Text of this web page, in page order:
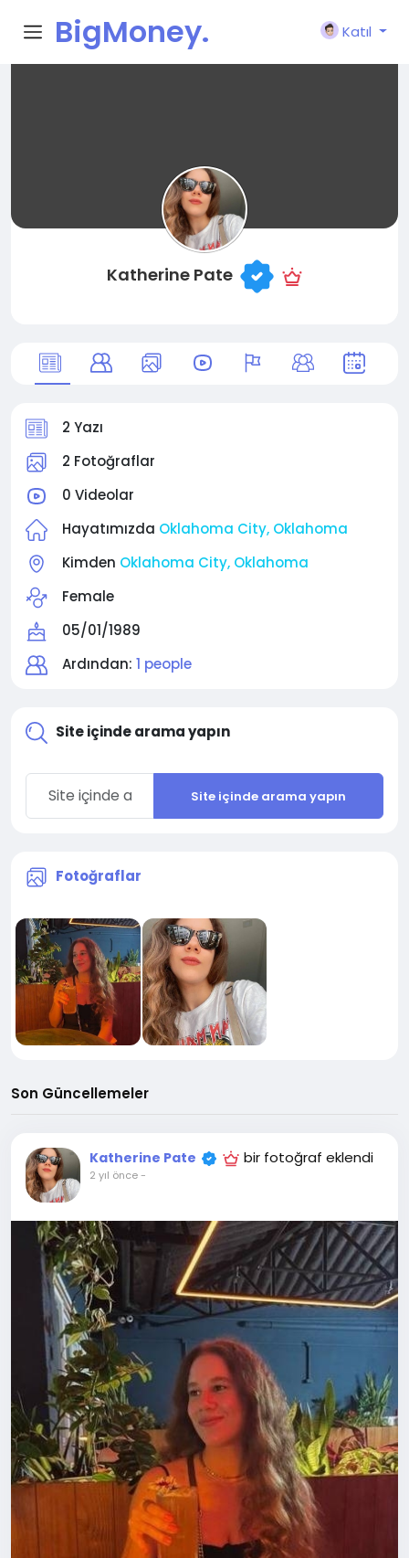
BigMoney.
Katıl
Katherine Pate
2 Yazı
2 Fotoğraflar
0 Videolar
Hayatımızda Oklahoma City, Oklahoma
Kimden Oklahoma City, Oklahoma
Female
05/01/1989
Ardından: 1 people
Site içinde arama yapın
Site içinde arama yapın
Fotoğraflar
Son Güncellemeler
Katherine Pate bir fotoğraf eklendi
2 yıl önce-